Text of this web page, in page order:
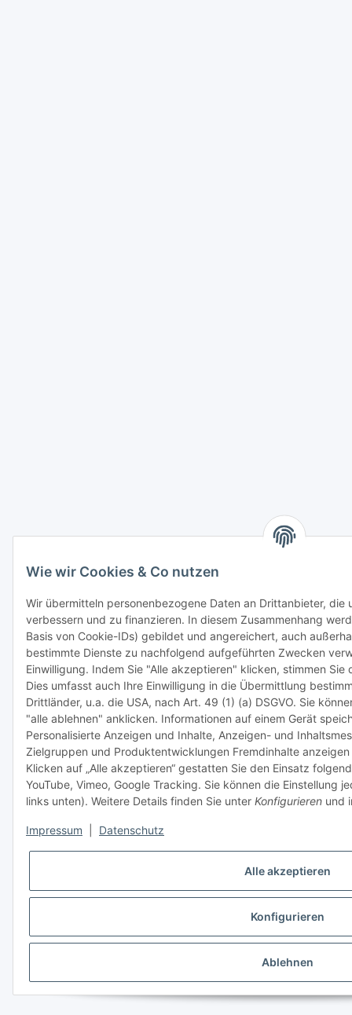
Wie wir Cookies & Co nutzen
Wir übermitteln personenbezogene Daten an Drittanbieter, die
verbessern und zu finanzieren. In diesem Zusammenhang
Basis von Cookie-IDs) gebildet und angereichert, auch
bestimmte Dienste zu nachfolgend aufgeführten Zwecken
Einwilligung. Indem Sie "Alle akzeptieren" klicken, stimmen
Dies umfasst auch Ihre Einwilligung in die Übermittlung
Drittländer, u.a. die USA, nach Art. 49 (1) (a) DSGVO. Sie
"alle ablehnen" anklicken. Informationen auf einem Gerät
Personalisierte Anzeigen und Inhalte, Anzeigen- und
Zielgruppen und Produktentwicklungen Fremdinhalte
Klicken auf „Alle akzeptieren“ gestatten Sie den Einsatz
YouTube, Vimeo, Google Tracking. Sie können die Einstellung
links unten). Weitere Details finden Sie unter Konfigurieren und
Impressum Datenschutz
Alle akzeptieren
Konfigurieren
Ablehnen